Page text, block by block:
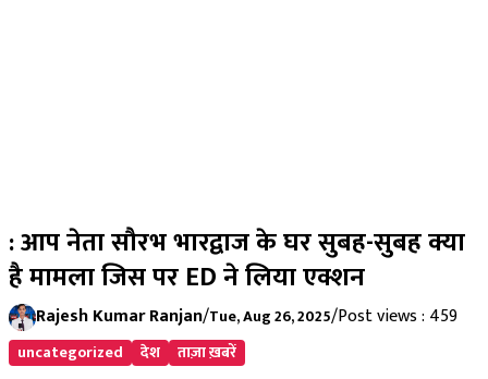
: आप नेता सौरभ भारद्वाज के घर सुबह-सुबह क्या
है मामला जिस पर ED ने लिया एक्शन
Rajesh Kumar Ranjan/Tue, Aug 26, 2025/Post views : 459
uncategorized देश ताज़ा ख़बरें